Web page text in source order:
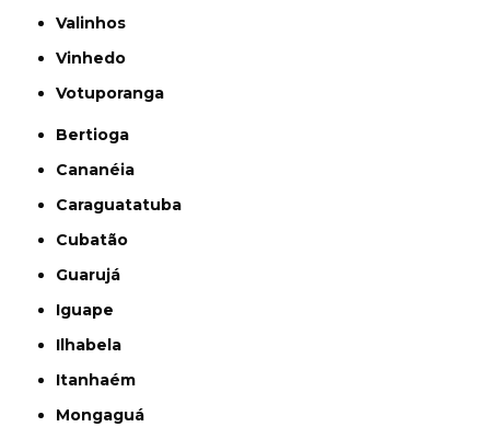
Valinhos
Vinhedo
Votuporanga
Bertioga
Cananéia
Caraguatatuba
Cubatão
Guarujá
Iguape
Ilhabela
Itanhaém
Mongaguá